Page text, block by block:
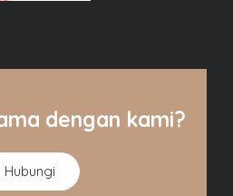
dengan kami?
Hubungi